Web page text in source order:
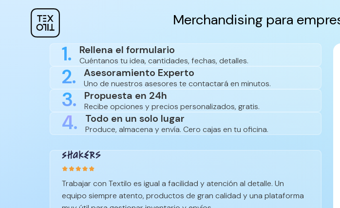
Merchandising para
1. Rellena el formulario
Cuéntanos tu idea, cantidades, fechas, detalles.
2. Asesoramiento Experto
Uno de nuestros asesores te contactará en minutos.
3. Propuesta en 24h
Recibe opciones y precios personalizados, gratis.
4. Todo en un solo lugar
Produce, almacena y envía. Cero cajas en tu oficina.
Trabajar con Textilo es igual a facilidad y atención al detalle. Un
equipo siempre atento, productos de gran calidad y una plataforma